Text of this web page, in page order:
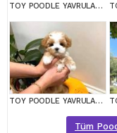
TOY POODLE YAVRULARIM
TOY POODLE YAVRULARIM
Tüm